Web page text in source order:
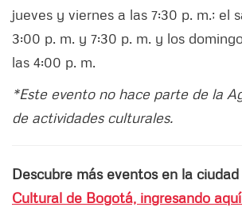
jueves y viernes a las 7:30 p. m.; el
3:00 p. m. y 7:30 p. m. y los
las 4:00 p. m.
*Este evento no hace parte de la
de actividades culturales.
Descubre más eventos en la
Cultural de Bogotá, ingresando